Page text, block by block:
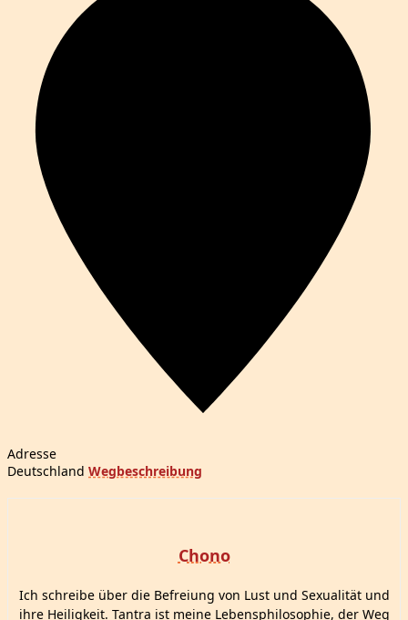
Adresse
Deutschland Wegbeschreibung
Chono
Ich schreibe über die Befreiung von Lust und Sexualität und
ihre Heiligkeit. Tantra ist meine Lebensphilosophie, der Weg